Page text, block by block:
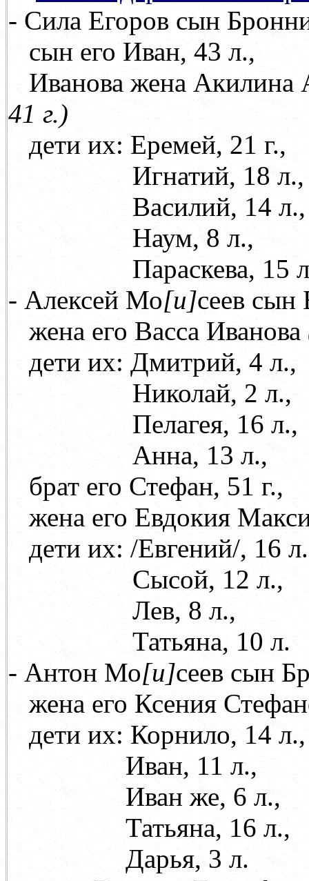
- Сила Егоров сын
сын его Иван, 43 л.,
Иванова жена Акилина
41 г.)
дети их: Еремей, 21 г.,
Игнатий, 18 л.,
Василий, 14 л.,
Наум, 8 л.,
Параскева, 15
- Алексей Мо[и]сеев сын
жена его Васса Иванова
дети их: Дмитрий, 4 л.,
Николай, 2 л.,
Пелагея, 16 л.,
Анна, 13 л.,
брат его Стефан, 51 г.,
жена его Евдокия
дети их: /Евгений/, 16
Сысой, 12 л.,
Лев, 8 л.,
Татьяна, 10 л.
- Антон Мо[и]сеев сын
жена его Ксения
дети их: Корнило, 14 л.,
Иван, 11 л.,
Иван же, 6 л.,
Татьяна, 16 л.,
Дарья, 3 л.